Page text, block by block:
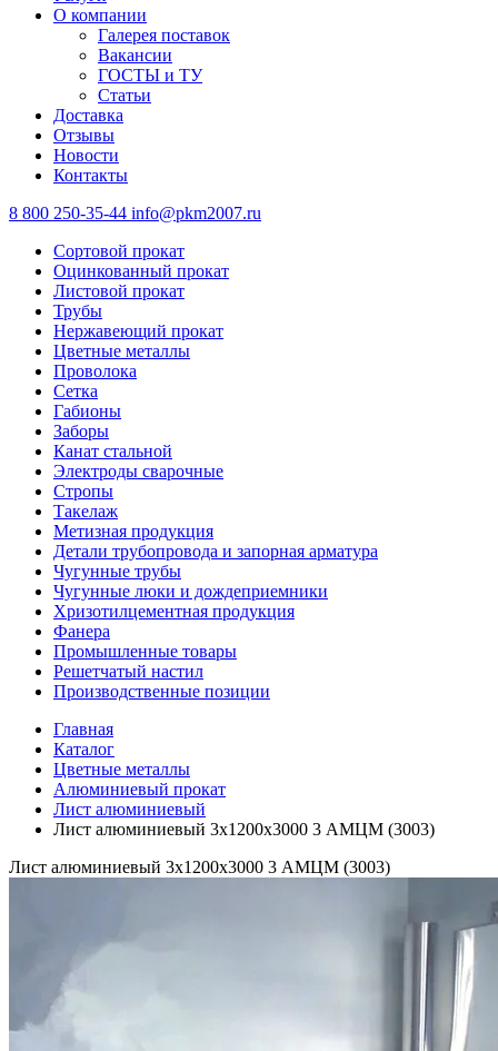
О компании
Галерея поставок
Вакансии
ГОСТЫ и ТУ
Статьи
Доставка
Отзывы
Новости
Контакты
8 800 250-35-44 info@pkm2007.ru
Сортовой прокат
Оцинкованный прокат
Листовой прокат
Трубы
Нержавеющий прокат
Цветные металлы
Проволока
Сетка
Габионы
Заборы
Канат стальной
Электроды сварочные
Стропы
Такелаж
Метизная продукция
Детали трубопровода и запорная арматура
Чугунные трубы
Чугунные люки и дождеприемники
Хризотилцементная продукция
Фанера
Промышленные товары
Решетчатый настил
Производственные позиции
Главная
Каталог
Цветные металлы
Алюминиевый прокат
Лист алюминиевый
Лист алюминиевый 3х1200х3000 3 АМЦМ (3003)
Лист алюминиевый 3х1200х3000 3 АМЦМ (3003)